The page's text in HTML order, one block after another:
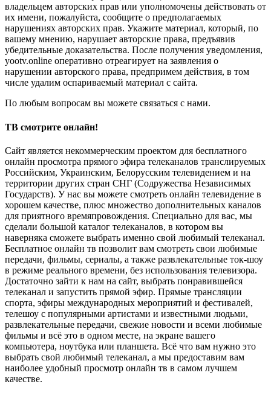
владельцем авторских прав или уполномочены действовать от
их имени, пожалуйста, сообщите о предполагаемых
нарушениях авторских прав. Укажите материал, который, по
вашему мнению, нарушает авторские права, предъявив
убедительные доказательства. После получения уведомления,
yootv.online оперативно отреагирует на заявления о
нарушении авторского права, предпримем действия, в том
числе удалим оспариваемый материал с сайта.
По любым вопросам вы можете связаться с нами.
ТВ смотрите онлайн!
Сайт является некоммерческим проектом для бесплатного
онлайн просмотра прямого эфира телеканалов транслируемых
Российским, Украинским, Белорусским телевидением и на
территории других стран СНГ (Содружества Независимых
Государств). У нас вы можете смотреть онлайн телевидение в
хорошем качестве, плюс множество дополнительных каналов
для приятного времяпровождения. Специально для вас, мы
сделали большой каталог телеканалов, в котором вы
наверняка сможете выбрать именно свой любимый телеканал.
Бесплатное онлайн тв позволит вам смотреть свои любимые
передачи, фильмы, сериалы, а также развлекательные ток-шоу
в режиме реального времени, без использования телевизора.
Достаточно зайти к нам на сайт, выбрать понравившейся
телеканал и запустить прямой эфир. Прямые трансляции
спорта, эфиры международных мероприятий и фестивалей,
телешоу с популярными артистами и известными людьми,
развлекательные передачи, свежие новости и всеми любимые
фильмы и всё это в одном месте, на экране вашего
компьютера, ноутбука или планшета. Всё что вам нужно это
выбрать свой любимый телеканал, а мы предоставим вам
наиболее удобный просмотр онлайн тв в самом лучшем
качестве.